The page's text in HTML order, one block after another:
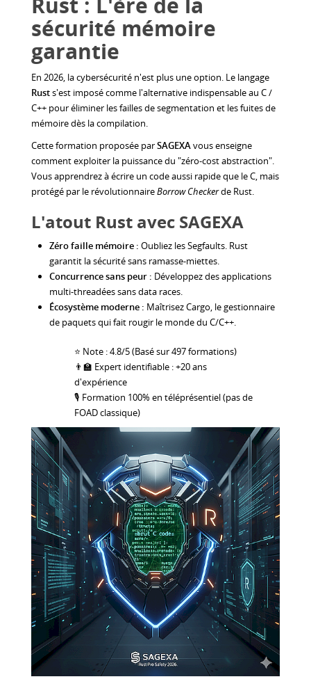
sécurité mémoire
garantie
En 2026, la cybersécurité n'est plus une option. Le langage
Rusts'est imposé comme l'alternative indispensable au C /
C++ pour éliminer les failles de segmentation et les fuites de
mémoire dès la compilation.
Cette formation proposée parSAGEXAvous enseigne
comment exploiter la puissance du "zéro-cost abstraction".
Vous apprendrez à écrire un code aussi rapide que le C, mais
protégé par le révolutionnaireBorrow Checkerde Rust.
L'atout Rust avec SAGEXA
Zéro faille mémoire : Oubliez les Segfaults. Rust
garantit la sécurité sans ramasse-miettes.
Concurrence sans peur : Développez des applications
multi-threadées sans data races.
Écosystème moderne : Maîtrisez Cargo, le gestionnaire
de paquets qui fait rougir le monde du C/C++.
⭐ Note : 4.8/5 (Basé sur 497 formations)
👨‍🏫 Expert identifiable : +20 ans
d'expérience
🎙 Formation 100% en téléprésentiel (pas de
FOAD classique)